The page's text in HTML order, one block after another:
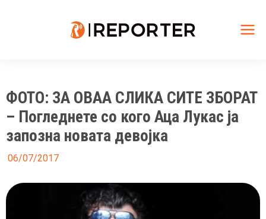
ФОТО: ЗА ОВАА СЛИКА СИТЕ ЗБОРАТ
– Погледнете со кого Аца Лукас ја
запозна новата девојка
06/07/2017